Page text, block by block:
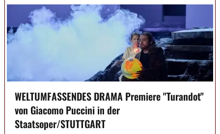
WELTUMFASSENDES DRAMA Premiere "Turandot"
von Giacomo Puccini in der
Staatsoper/STUTTGART